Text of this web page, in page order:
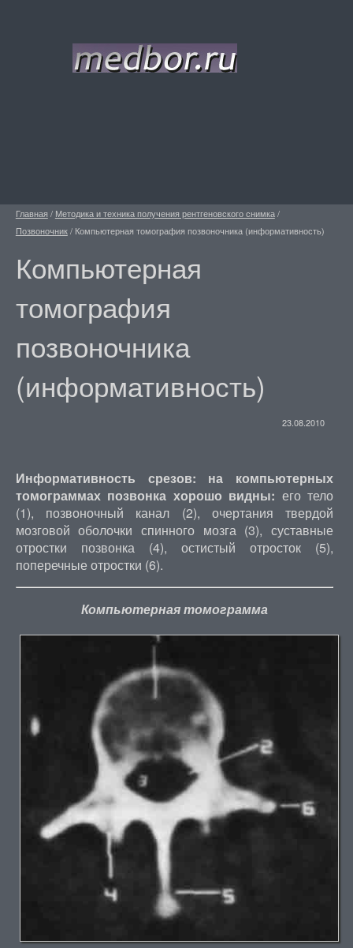
Главная / Методика и техника получения рентгеновского снимка/
Позвоночник/ Компьютерная томография позвоночника (информативность)
Компьютерная
томография
позвоночника
(информативность)
23.08.2010
Информативность срезов: на компьютерных
томограммах позвонка хорошо видны: его тело
(1), позвоночный канал (2), очертания твердой
мозговой оболочки спинного мозга (3), суставные
отростки позвонка (4), остистый отросток (5),
поперечные отростки (6).
Компьютерная томограмма